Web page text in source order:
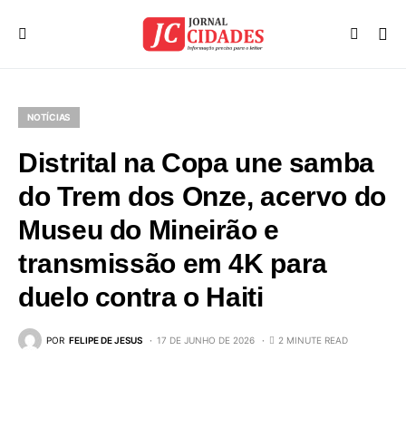
NOTÍCIAS
Distrital na Copa une samba
do Trem dos Onze, acervo do
Museu do Mineirão e
transmissão em 4K para
duelo contra o Haiti
POR FELIPE DE JESUS 17 DE JUNHO DE 2026 2 MINUTE READ